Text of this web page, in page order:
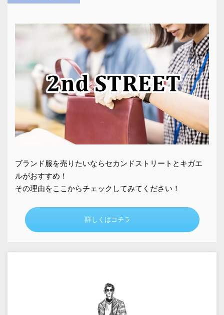
ブランド服を売りたいならセカンドストリートとキガエ
ルがおすすめ！
その理由をここからチェックしてみてください！
詳しくはコチラ